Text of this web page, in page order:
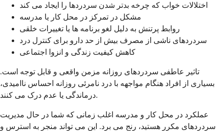
اختلالات خواب که چرخه بدتر شدن سردردها را ایجاد می کند
مشکل در تمرکز در محل کار یا مدرسه
روابط پرتنش به دلیل لغو برنامه ها یا تغییرات خلقی
سردردهای ناشی از مصرف بیش از حد دارو برای کنترل درد
کاهش کیفیت زندگی و انزوا اجتماعی
تاثیر عاطفی سردردهای روزانه مزمن واقعی و قابل توجه است.
بسیاری از افراد هنگام مواجهه با درد نامرئی روزانه احساس ناامیدی،
درماندگی یا عدم درک می کنند.
عملکرد در محل کار و مدرسه اغلب زمانی که شما در حال مدیریت
سردردهای مکرر هستید، رنج می برد. این می تواند منجر به استرس و